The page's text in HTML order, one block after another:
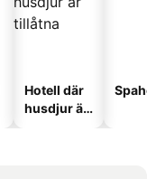
Hotell där
husdjur är